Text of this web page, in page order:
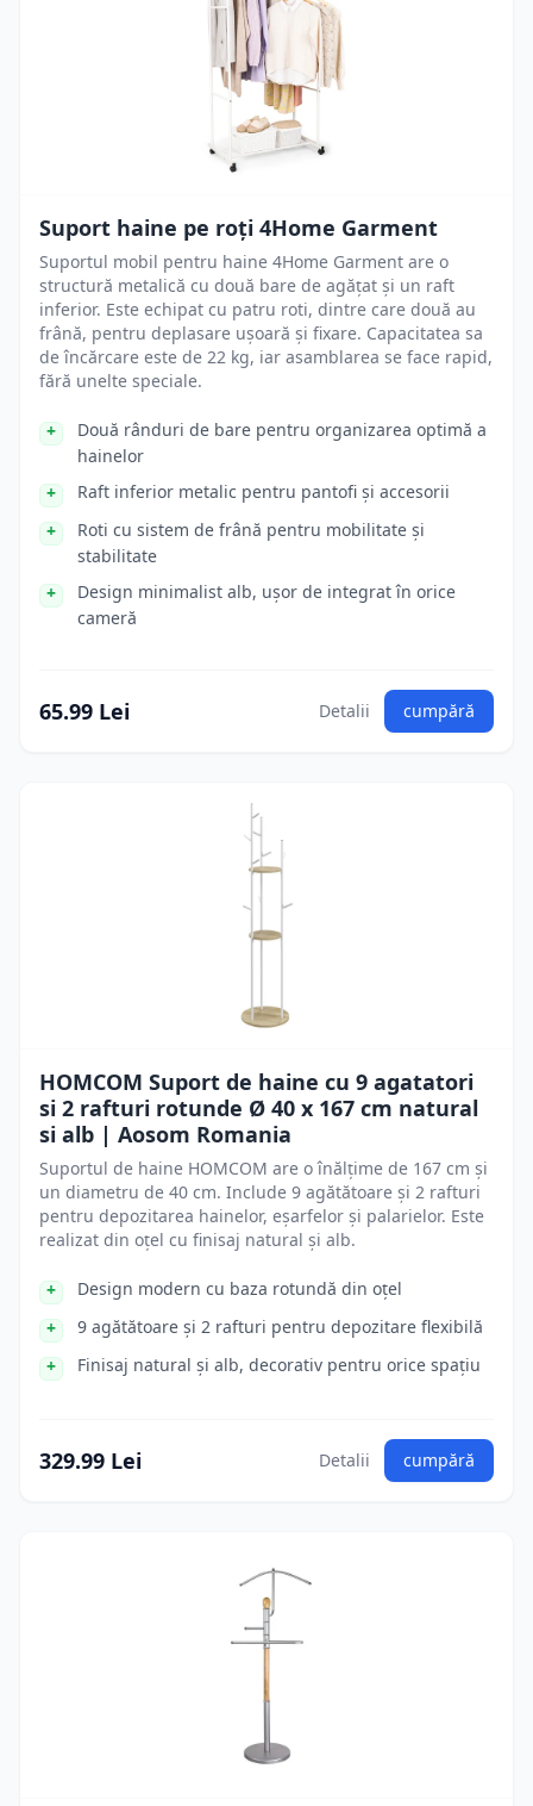
Suport haine pe roți 4Home Garment
Suportul mobil pentru haine 4Home Garment are o
structură metalică cu două bare de agățat și un raft
inferior. Este echipat cu patru roti, dintre care două au
frână, pentru deplasare ușoară și fixare. Capacitatea sa
de încărcare este de 22 kg, iar asamblarea se face rapid,
fără unelte speciale.
Două rânduri de bare pentru organizarea optimă a
hainelor
Raft inferior metalic pentru pantofi și accesorii
Roti cu sistem de frână pentru mobilitate și
stabilitate
Design minimalist alb, ușor de integrat în orice
cameră
65.99 Lei Detalii cumpără
HOMCOM Suport de haine cu 9 agatatori
si 2 rafturi rotunde Ø 40 x 167 cm natural
si alb | Aosom Romania
Suportul de haine HOMCOM are o înălțime de 167 cm și
un diametru de 40 cm. Include 9 agătătoare și 2 rafturi
pentru depozitarea hainelor, eșarfelor și palarielor. Este
realizat din oțel cu finisaj natural și alb.
Design modern cu baza rotundă din oțel
9 agătătoare și 2 rafturi pentru depozitare flexibilă
Finisaj natural și alb, decorativ pentru orice spațiu
329.99 Lei Detalii cumpără